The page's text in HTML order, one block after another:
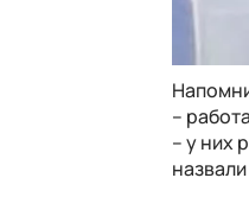
–
– у них